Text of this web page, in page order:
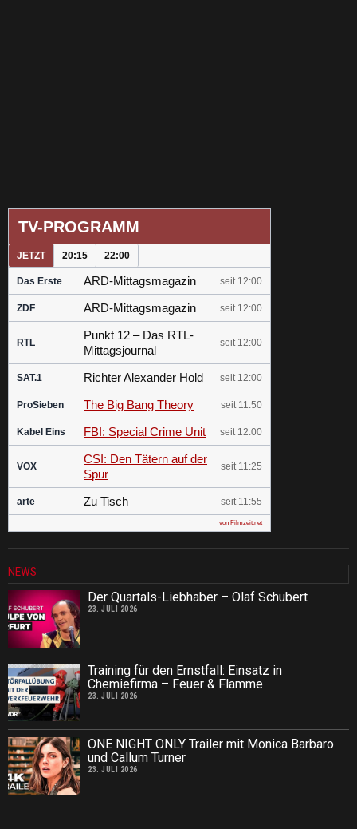
TV-PROGRAMM
JETZT 20:15 22:00
Das Erste ARD-Mittagsmagazin seit 12:00
ZDF ARD-Mittagsmagazin seit 12:00
RTL
Punkt 12 – Das RTL-
Mittagsjournal
seit 12:00
SAT.1 Richter Alexander Hold seit 12:00
ProSieben The Big Bang Theory seit 11:50
Kabel Eins FBI: Special Crime Unit seit 12:00
VOX
CSI: Den Tätern auf der
Spur
seit 11:25
arte Zu Tisch seit 11:55
von Filmzeit.net
NEWS
Der Quartals-Liebhaber – Olaf Schubert
23. JULI 2026
Training für den Ernstfall: Einsatz in
Chemiefirma – Feuer & Flamme
23. JULI 2026
ONE NIGHT ONLY Trailer mit Monica Barbaro
und Callum Turner
23. JULI 2026